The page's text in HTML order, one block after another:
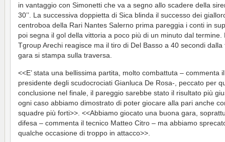
in vantaggio con Simonetti che va a segno allo scadere della
30’’. La successiva doppietta di Sica blinda il successo dei
centroboa della Rari Nantes Salerno prima pareggia i conti in
poi segna il gol della vittoria a poco più di un minuto dal termine.
Tgroup Arechi reagisce ma il tiro di Del Basso a 40 secondi dalla
gara si stampa sulla traversa.
<<E’ stata una bellissima partita, molto combattuta – commenta il
presidente degli scudocrociati Gianluca De Rosa-, peccato per
conclusione nel finale, il pareggio sarebbe stato il risultato più
ogni caso abbiamo dimostrato di poter giocare alla pari anche
squadre più forti>>. <<Abbiamo giocato una buona gara,
difesa – commenta il tecnico Matteo Citro – ma abbiamo
qualche occasione di troppo in attacco>>.